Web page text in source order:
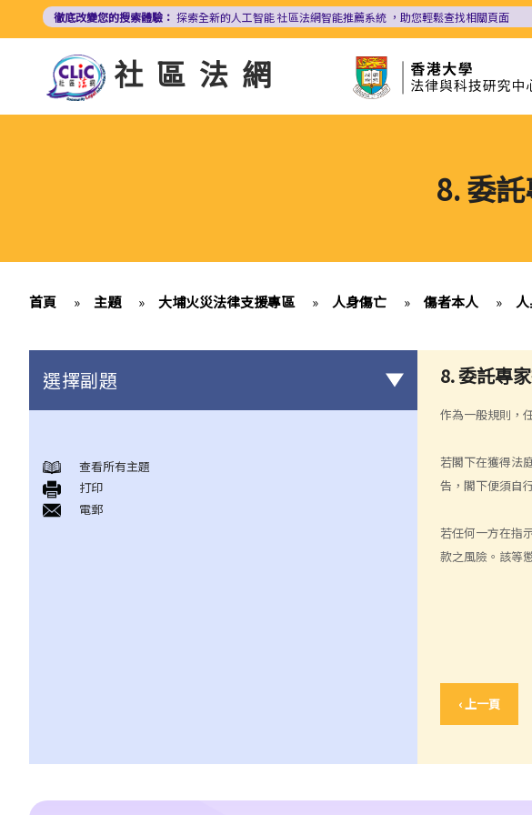
徹底改變您的搜索體驗： 探索全新的人工智能社區法網智能推薦系統 ，助您輕鬆查找相關頁面
社區法網
8. 委
首頁 » 主題 » 大埔火災法律支援專區 » 人身傷亡 » 傷者本人 »
8.委託專
作為一般規則，
若閣下在獲得法
告，閣下便須自
若任何一方在指
款之風險。該等
‹ 上一頁
選擇副題
A. 火葬
B. 骨灰安置所（靈灰安置所）
C. 土葬
查看所有主題
打印
電郵